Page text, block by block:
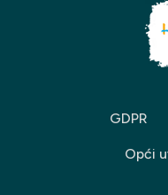
GDPR
Opći